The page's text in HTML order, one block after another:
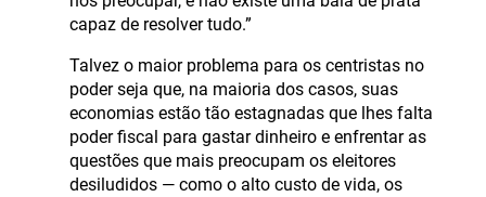
capaz de resolver tudo.”
Talvez o maior problema para os centristas no
poder seja que, na maioria dos casos, suas
economias estão tão estagnadas que lhes falta
poder fiscal para gastar dinheiro e enfrentar as
questões que mais preocupam os eleitores
desiludidos — como o alto custo de vida, os